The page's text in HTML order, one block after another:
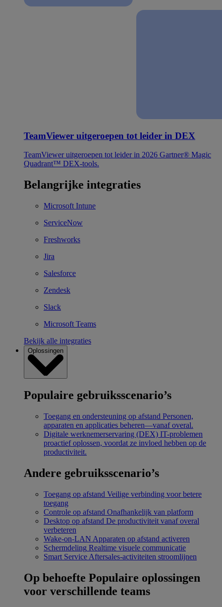
TeamViewer uitgeroepen tot leider in DEX
TeamViewer uitgeroepen tot leider in 2026 Gartner® Magic
Quadrant™ DEX-tools.
Belangrijke integraties
Microsoft Intune
ServiceNow
Freshworks
Jira
Salesforce
Zendesk
Slack
Microsoft Teams
Bekijk alle integraties
Oplossingen
Populaire gebruiksscenario’s
Toegang en ondersteuning op afstand Personen,
apparaten en applicaties beheren—vanaf overal.
Digitale werknemerservaring (DEX) IT-problemen
proactief oplossen, voordat ze invloed hebben op de
productiviteit.
Andere gebruiksscenario’s
Toegang op afstand Veilige verbinding voor betere
toegang
Controle op afstand Onafhankelijk van platform
Desktop op afstand De productiviteit vanaf overal
verbeteren
Wake-on-LAN Apparaten op afstand activeren
Schermdeling Realtime visuele communicatie
Smart Service Aftersales-activiteiten stroomlijnen
Op behoefte Populaire oplossingen
voor verschillende teams